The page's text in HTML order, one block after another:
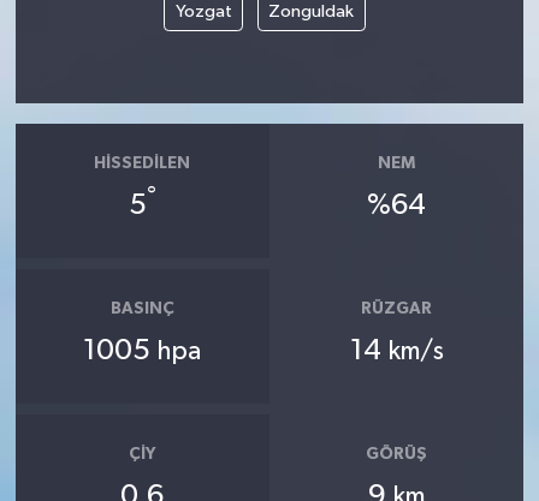
Yozgat Zonguldak
HISSEDILEN
5°
NEM
%64
BASINÇ
1005 hpa
RÜZGAR
14 km/s
ÇIY GÖRÜŞ